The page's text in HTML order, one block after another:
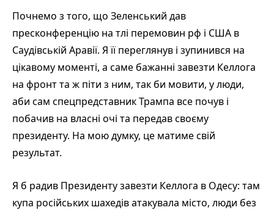
Почнемо з того, що Зеленський дав
пресконференцію на тлі перемовин рф і США в
Саудівській Аравії. Я її переглянув і зупинився на
цікавому моменті, а саме бажанні завезти Келлога
на фронт та ж піти з ним, так би мовити, у люди,
аби сам спецпредставник Трампа все почув і
побачив на власні очі та передав своєму
президенту. На мою думку, це матиме свій
результат.
Я б радив Президенту завезти Келлога в Одесу: там
купа російських шахедів атакувала місто, люди без